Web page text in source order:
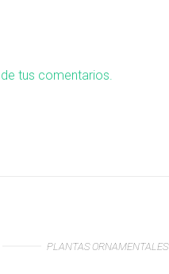
tus comentarios.
PLANTAS ORNAMENTALES